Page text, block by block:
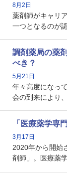
8月2日
薬剤師がキャリ
一つとなるのが
という声を聞い
本記事では、認
れる理由や、取
アへの影響を解
調剤薬局の薬
べき？
5月21日
年々高度になっ
会の到来により
で、重要度が増
資格です。認定
なのでしょうか
メリットがある
「医療薬学専
3月17日
2020年から開始
剤師」。医療薬